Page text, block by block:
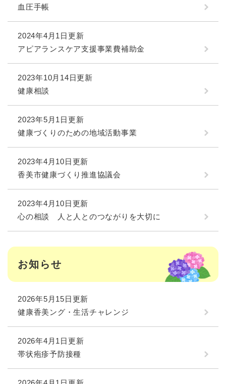
血圧手帳
2024年4月1日更新
アピアランスケア支援事業費補助金
2023年10月14日更新
健康相談
2023年5月1日更新
健康づくりのための地域活動事業
2023年4月10日更新
香美市健康づくり推進協議会
2023年4月10日更新
心の相談 人と人とのつながりを大切に
お知らせ
2026年5月15日更新
健康香美ング・生活チャレンジ
2026年4月1日更新
帯状疱疹予防接種